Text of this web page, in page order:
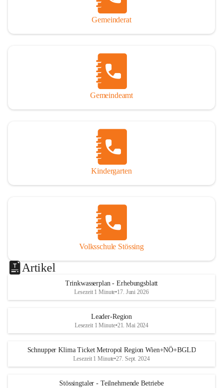
Gemeinderat
Gemeindeamt
Kindergarten
Volksschule Stössing
Artikel
Trinkwasserplan - Erhebungsblatt
Lesezeit 1 Minute•17. Juni 2026
Leader-Region
Lesezeit 1 Minute•21. Mai 2024
Schnupper Klima Ticket Metropol Region Wien+NÖ+BGLD
Lesezeit 1 Minute•27. Sept. 2024
Stössingtaler - Teilnehmende Betriebe